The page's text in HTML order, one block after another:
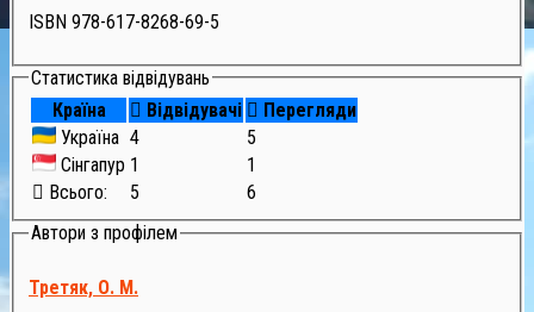
ISBN 978-617-8268-69-5
Статистика відвідувань
Країна
Відвідувачі
Перегляди
Україна 4
5
Сінгапур 1
1
Всього:
5
6
Автори з профілем
Третяк, О. М.